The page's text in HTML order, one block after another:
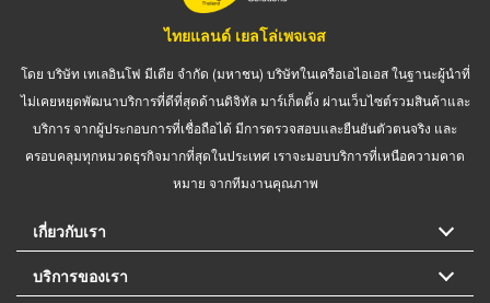
ไทยแลนด์ เยลโล่เพจเจส
โดย บริษัท เทเลอินโฟ มีเดีย จำกัด (มหาชน) บริษัทในเครือเอไอเอส ในฐานะผู้นำที่
ไม่เคยหยุดพัฒนาบริการที่ดีที่สุดด้านดิจิทัล มาร์เก็ตติ้ง ผ่านเว็บไซต์รวมสินค้าและ
บริการ จากผู้ประกอบการที่เชื่อถือได้ มีการตรวจสอบและยืนยันตัวตนจริง และ
ครอบคลุมทุกหมวดธุรกิจมากที่สุดในประเทศ เราจะมอบบริการที่เหนือความคาด
หมาย จากทีมงานคุณภาพ
เกี่ยวกับเรา
บริการของเรา